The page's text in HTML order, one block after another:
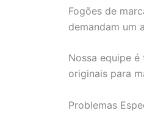
Fogões de
demandam um
Nossa equipe
originais para
Problemas